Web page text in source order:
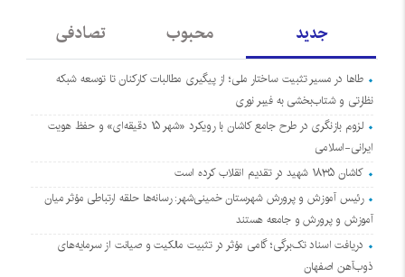
جدید محبوب تصادفی
طاها در مسیر تثبیت ساختار ملی؛ از پیگیری مطالبات کارکنان تا توسعه شبکه
نظارتی و شتاب‌بخشی به فیبر نوری
لزوم بازنگری در طرح جامع کاشان با رویکرد «شهر ۱۵ دقیقه‌ای» و حفظ هویت
ایرانی-اسلامی
کاشان ۱۸۳۵ شهید در تقدیم انقلاب کرده است
رئیس آموزش و پرورش شهرستان خمینی‌شهر: رسانه‌ها حلقه ارتباطی مؤثر میان
آموزش و پرورش و جامعه هستند
دریافت اسناد تک‌برگی؛ گامی مؤثر در تثبیت مالکیت و صیانت از سرمایه‌های
ذوب‌آهن اصفهان